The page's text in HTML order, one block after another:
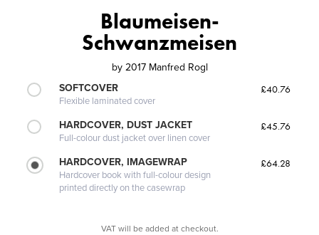
Blaumeisen-
Schwanzmeisen
by 2017 Manfred Rogl
SOFTCOVER
Flexible laminated cover
£40.76
HARDCOVER, DUST JACKET
Full-colour dust jacket over linen cover
£45.76
HARDCOVER, IMAGEWRAP
Hardcover book with full-colour design
printed directly on the casewrap
£64.28
VAT will be added at checkout.